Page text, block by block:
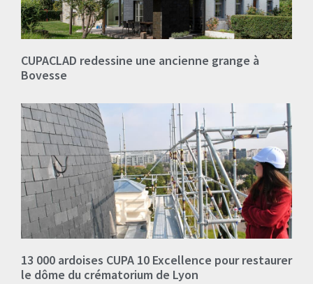
CUPACLAD redessine une ancienne grange à
Bovesse
13 000 ardoises CUPA 10 Excellence pour restaurer
le dôme du crématorium de Lyon